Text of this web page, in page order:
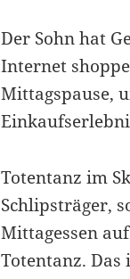
Der Sohn hat
Internet
Mittagspause,
Totentanz im
Schlipsträger,
Mittagessen
Totentanz. Das